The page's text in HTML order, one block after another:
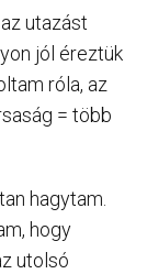
utazást
jól éreztük
róla, az
= több
hagytam.
hogy
utolsó